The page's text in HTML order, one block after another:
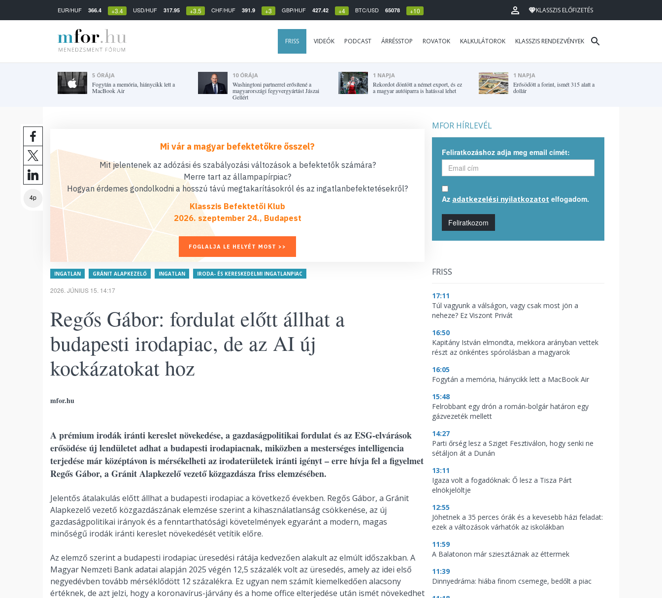
EUR/HUF 366.4 +3.4 USD/HUF 317.95 +3.5 CHF/HUF 391.9 +3 GBP/HUF 427.42 +4 BTC/USD 65078 +10 KLASSZIS ELŐFIZETÉS
FRISS VIDEÓK PODCAST ÁRRÉSSTOP ROVATOK KALKULÁTOROK KLASSZIS RENDEZVÉNYEK
5 ÓRÁJA
Fogytán a memória, hiánycikk lett a
MacBook Air
10 ÓRÁJA
Washingtoni partnerrel erősítené a
magyarországi fegyvergyártást Jászai
Gellért
1 NAPJA
Rekordot döntött a német export, és ez
a magyar autóiparra is hatással lehet
1 NAPJA
Erősödött a forint, ismét 315 alatt a
dollár
4p
Mi vár a magyar befektetőkre ősszel?
Mit jelentenek az adózási és szabályozási változások a befektetők számára?
Merre tart az állampapírpiac?
Hogyan érdemes gondolkodni a hosszú távú megtakarításokról és az ingatlanbefektetésekről?
Klasszis Befektetői Klub
2026. szeptember 24., Budapest
FOGLALJA LE HELYÉT MOST >>
INGATLAN GRÁNIT ALAPKEZELŐ INGATLAN IRODA- ÉS KERESKEDELMI INGATLANPIAC
2026. JÚNIUS 15. 14:17
Regős Gábor: fordulat előtt állhat a
budapesti irodapiac, de az AI új
kockázatokat hoz
mfor.hu
A prémium irodák iránti kereslet növekedése, a gazdaságpolitikai fordulat és az ESG-elvárások
erősödése új lendületet adhat a budapesti irodapiacnak, miközben a mesterséges intelligencia
terjedése már középtávon is mérsékelheti az irodaterületek iránti igényt – erre hívja fel a figyelmet
Regős Gábor, a Gránit Alapkezelő vezető közgazdásza friss elemzésében.
Jelentős átalakulás előtt állhat a budapesti irodapiac a következő években. Regős Gábor, a Gránit
Alapkezelő vezető közgazdászának elemzése szerint a kihasználatlanság csökkenése, az új
gazdaságpolitikai irányok és a fenntarthatósági követelmények egyaránt a modern, magas
minőségű irodák iránti kereslet növekedését vetítik előre.
Az elemző szerint a budapesti irodapiac üresedési rátája kedvezően alakult az elmúlt időszakban. A
Magyar Nemzeti Bank adatai alapján 2025 végén 12,5 százalék volt az üresedés, amely az idei első
negyedévben tovább mérséklődött 12 százalékra. Ez ugyan nem számít kiemelkedően alacsony
értéknek, de azt jelzi, hogy a koronavírus-járvány és a home office elterjedése után ismét növekedhet
MFOR HÍRLEVÉL
Feliratkozáshoz adja meg email címét:
Az adatkezelési nyilatkozatot elfogadom.
Feliratkozom
FRISS
17:11
Túl vagyunk a válságon, vagy csak most jön a
neheze? Ez Viszont Privát
16:50
Kapitány István elmondta, mekkora arányban vettek
részt az önkéntes spórolásban a magyarok
16:05
Fogytán a memória, hiánycikk lett a MacBook Air
15:48
Felrobbant egy drón a román-bolgár határon egy
gázvezeték mellett
14:27
Parti őrség lesz a Sziget Fesztiválon, hogy senki ne
sétáljon át a Dunán
13:11
Igaza volt a fogadóknak: Ő lesz a Tisza Párt
elnökjelöltje
12:55
Jöhetnek a 35 perces órák és a kevesebb házi feladat:
ezek a változások várhatók az iskolákban
11:59
A Balatonon már sziesztáznak az éttermek
11:39
Dinnyedráma: hiába finom csemege, bedőlt a piac